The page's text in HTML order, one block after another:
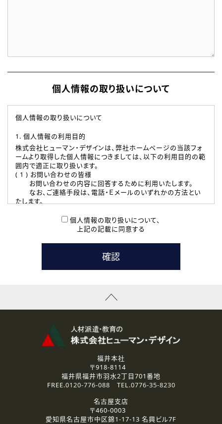
個人情報の取り扱いについて
個人情報の取り扱いについて
1. 個人情報の利用目的
株式会社ヒューマン・デザインは、弊社ホームページの当該フォ
ームより取得した個人情報につきましては、以下の利用目的の範
囲内で適正に取り扱います。
( 1 ) お問い合わせの皆様
お問い合わせの内容に回答するために利用いたします。
なお、ご連絡手段は、電話・Ｅメールのいずれかの方法とい
たします。
本登録に関するご連絡および本登録時の参考情報として利
たします。
( 3 ) スタッフ派遣を検討されている企業の皆様
お問い合わせの内容に回答するために利用いたします。
なお、ご連絡手段は、電話・Ｅメールのいずれかの方法とい
資料送付、受講相談に関するご連絡のために利用いたしま
その他、お問い合わせの内容に回答するために利用いたし
なお、ご連絡手段は、電話・Ｅメールのいずれかの方法とい
2.個人情報の第三者提供
ご提供いただいた個人情報は、法令等の規定に従う場合を除き、
3.個人情報の取り扱いの委託
弊社の定める個人情報保護の評価基準を満たした委託先に、個
個人情報の取り扱いについて、
上記の記載に同意する
福井本社
〒918-8114
福井県福井市羽水2丁目701番地
FREE.0120-776-088 TEL.0776-35-8230
名古屋支店
〒460-0003
愛知県名古屋市中区錦1-17-13 名興ビル7F